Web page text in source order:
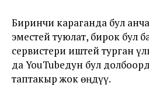
Биринчи караганда бул
эместей туюлат, бирок бул
сервистери иштей турган
да YouTubeдун бул
таптакыр жок өңдүү.